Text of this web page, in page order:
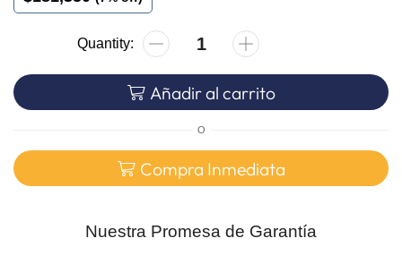
Añadir al carrito
O
Compra Inmediata
Nuestra Promesa de Garantía